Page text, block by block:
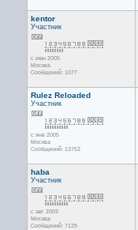
kentor
Участник
с июн 2005
Москва
Сообщений: 1077
Rulez Reloaded
Участник
с янв 2005
Москва
Сообщений: 13752
haba
Участник
с авг 2003
Москва
Сообщений: 7129